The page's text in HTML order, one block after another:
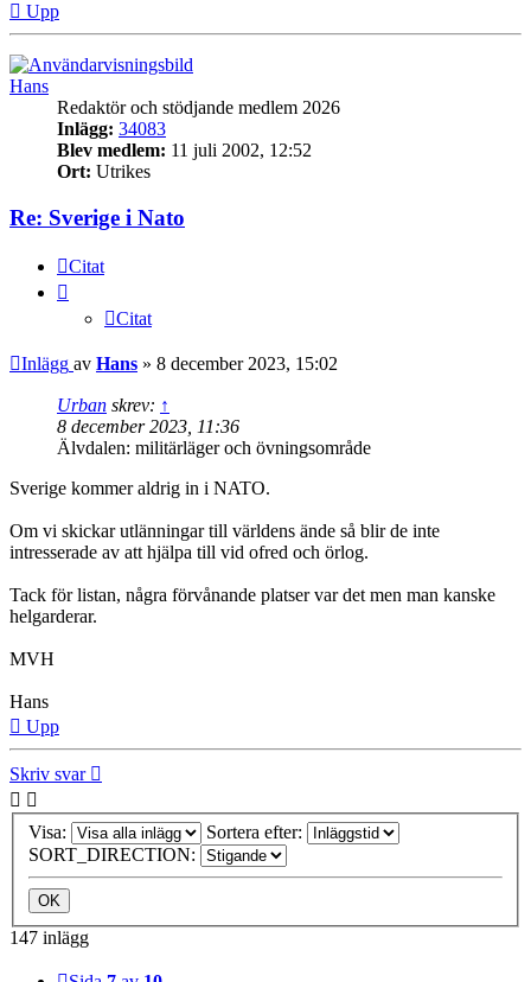
Upp
Hans
Redaktör och stödjande medlem 2026
Inlägg: 34083
Blev medlem: 11 juli 2002, 12:52
Ort: Utrikes
Re: Sverige i Nato
Citat
Citat
Inlägg av Hans » 8 december 2023, 15:02
Urban skrev: ↑
8 december 2023, 11:36
Älvdalen: militärläger och övningsområde
Sverige kommer aldrig in i NATO.
Om vi skickar utlänningar till världens ände så blir de inte
intresserade av att hjälpa till vid ofred och örlog.
Tack för listan, några förvånande platser var det men man kanske
helgarderar.
MVH
Hans
Upp
Skriv svar
Visa:
Sortera efter:
SORT_DIRECTION:
147 inlägg